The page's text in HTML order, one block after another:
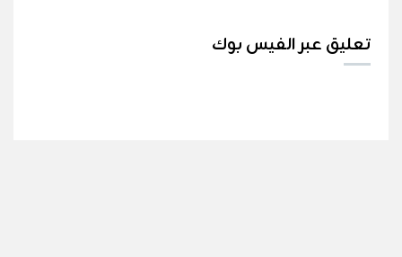
تعليق عبر الفيس بوك